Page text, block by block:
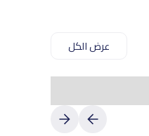
عرض الكل